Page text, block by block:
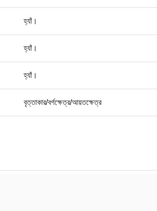
হ্যাঁ।
হ্যাঁ।
হ্যাঁ।
বৃত্তাকার/বর্গক্ষেত্র/আয়তক্ষেত্র